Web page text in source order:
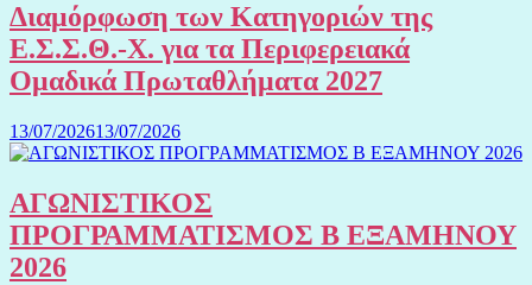
Διαμόρφωση των Κατηγοριών της
Ε.Σ.Σ.Θ.-Χ. για τα Περιφερειακά
Ομαδικά Πρωταθλήματα 2027
13/07/202613/07/2026
ΑΓΩΝΙΣΤΙΚΟΣ
ΠΡΟΓΡΑΜΜΑΤΙΣΜΟΣ Β ΕΞΑΜΗΝΟΥ
2026